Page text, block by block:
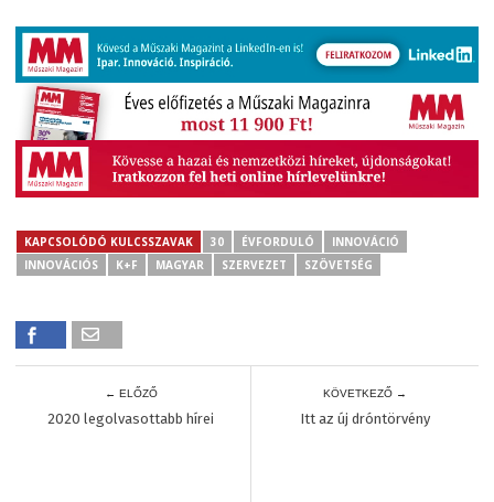
KAPCSOLÓDÓ KULCSSZAVAK 30 ÉVFORDULÓ
INNOVÁCIÓ
INNOVÁCIÓS
K+F MAGYAR SZERVEZET SZÖVETSÉG
← ELŐZŐ
2020 legolvasottabb hírei
KÖVETKEZŐ →
Itt az új dróntörvény